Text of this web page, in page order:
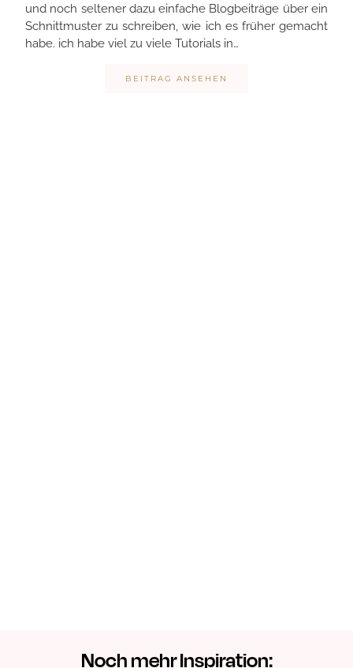
und noch seltener dazu einfache Blogbeiträge über ein
Schnittmuster zu schreiben, wie ich es früher gemacht
habe. ich habe viel zu viele Tutorials in…
BEITRAG ANSEHEN